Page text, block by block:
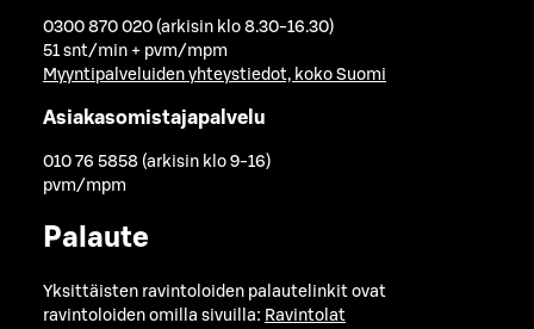
0300 870 020 (arkisin klo 8.30-16.30)
51 snt/min + pvm/mpm
Myyntipalveluiden yhteystiedot, koko Suomi
Asiakasomistajapalvelu
010 76 5858 (arkisin klo 9-16)
pvm/mpm
Palaute
Yksittäisten ravintoloiden palautelinkit ovat
ravintoloiden omilla sivuilla: Ravintolat